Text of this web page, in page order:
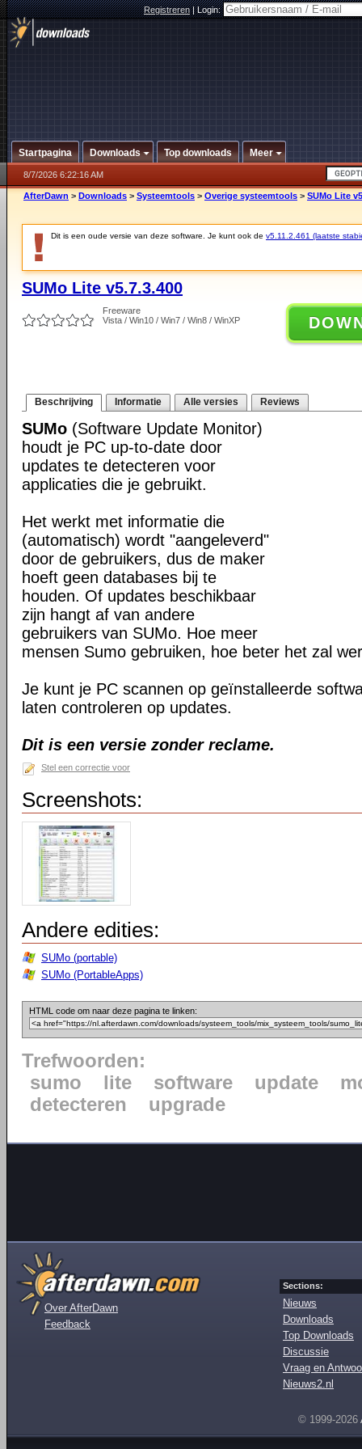
Registreren|Login:
Startpagina Downloads Top downloads Meer
8/7/2026 6:22:16 AM
AfterDawn > Downloads > Systeemtools > Overige systeemtools > SUMo Lite
Dit is een oude versie van deze software. Je kunt ook de v5.11.2.461 (laatste
SUMo Lite v5.7.3.400
Freeware
Vista / Win10 / Win7 / Win8 / WinXP
Beschrijving Informatie Alle versies Reviews
SUMo (Software Update Monitor)
houdt je PC up-to-date door
updates te detecteren voor
applicaties die je gebruikt.
Het werkt met informatie die
(automatisch) wordt "aangeleverd"
door de gebruikers, dus de maker
hoeft geen databases bij te
houden. Of updates beschikbaar
zijn hangt af van andere
gebruikers van SUMo. Hoe meer
mensen Sumo gebruiken, hoe beter het zal
Je kunt je PC scannen op geïnstalleerde
laten controleren op updates.
Dit is een versie zonder reclame.
Stel een correctie voor
Screenshots:
Andere edities:
SUMo (portable)
SUMo (PortableApps)
HTML code om naar deze pagina te linken:
Trefwoorden:
sumo
lite software update
detecteren
upgrade
Over AfterDawn
Feedback
Sections:
Nieuws
Downloads
Top Downloads
Discussie
Vraag en
Nieuws2.nl
© 1999-2026